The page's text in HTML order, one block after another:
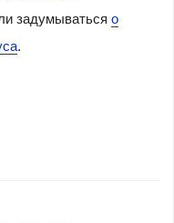
задумываться о
.